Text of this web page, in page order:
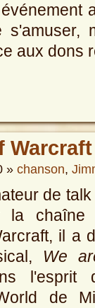
aux dons
Warcraft
» chanson,
de
la chaîne
il a
We
l'esprit
de